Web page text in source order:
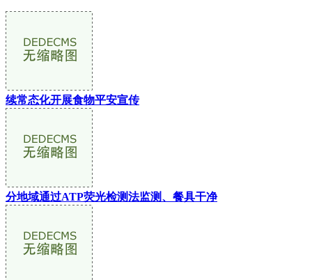
续常态化开展食物平安宣传
分地域通过ATP荧光检测法监测、餐具干净